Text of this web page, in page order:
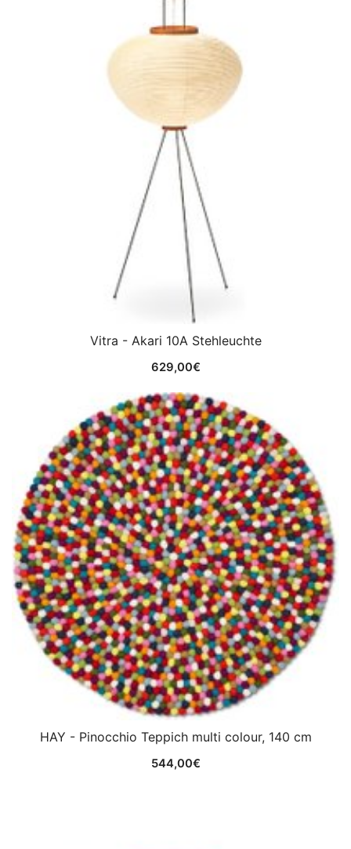
Vitra - Akari 10A Stehleuchte
629,00€
HAY - Pinocchio Teppich multi colour, 140 cm
544,00€